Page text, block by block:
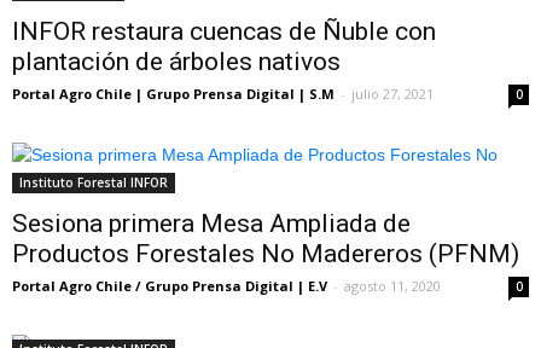
INFOR restaura cuencas de Ñuble con
plantación de árboles nativos
Portal Agro Chile | Grupo Prensa Digital | S.M - julio 27, 2021 0
Instituto Forestal INFOR
Sesiona primera Mesa Ampliada de
Productos Forestales No Madereros (PFNM)
Portal Agro Chile / Grupo Prensa Digital | E.V - agosto 11, 2020 0